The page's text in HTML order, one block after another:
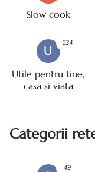
Slow cook
U
Utile pentru tine,
casa si viata
134
Categorii
49